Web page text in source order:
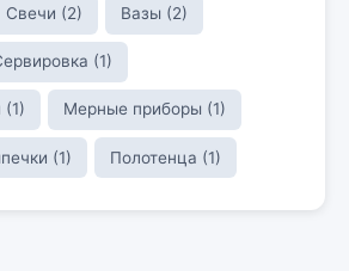
Свечи (2) Вазы (2)
(1)
(1) Мерные приборы (1)
(1) Полотенца (1)